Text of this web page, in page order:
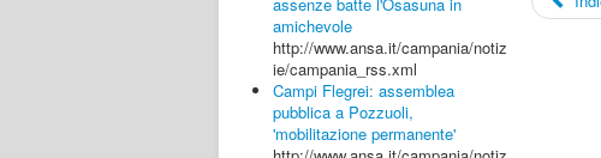
amichevole
http://www.ansa.it/campania/notiz
ie/campania_rss.xml
Campi Flegrei: assemblea
pubblica a Pozzuoli,
'mobilitazione permanente'